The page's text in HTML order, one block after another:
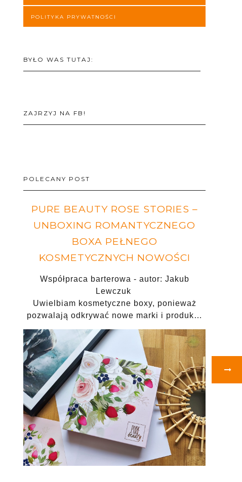
POLITYKA PRYWATNOŚCI
BYŁO WAS TUTAJ:
ZAJRZYJ NA FB!
POLECANY POST
PURE BEAUTY ROSE STORIES –
UNBOXING ROMANTYCZNEGO
BOXA PEŁNEGO
KOSMETYCZNYCH NOWOŚCI
Współpraca barterowa - autor: Jakub
Lewczuk
Uwielbiam kosmetyczne boxy, ponieważ
pozwalają odkrywać nowe marki i produk…